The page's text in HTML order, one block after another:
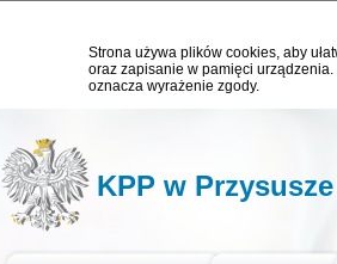
Strona używa plików cookies, aby
oraz zapisanie w pamięci
oznacza wyrażenie zgody.
KPP w Przysusze